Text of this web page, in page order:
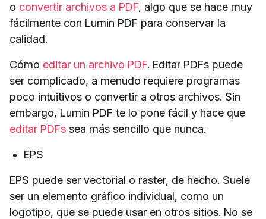
o convertir archivos a PDF, algo que se hace muy
fácilmente con Lumin PDF para conservar la
calidad.
Cómo editar un archivo PDF. Editar PDFs puede
ser complicado, a menudo requiere programas
poco intuitivos o convertir a otros archivos. Sin
embargo, Lumin PDF te lo pone fácil y hace que
editar PDFs sea más sencillo que nunca.
EPS
EPS puede ser vectorial o raster, de hecho. Suele
ser un elemento gráfico individual, como un
logotipo, que se puede usar en otros sitios. No se